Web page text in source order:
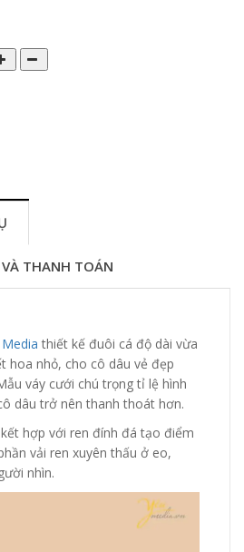
THANH TOÁN
thiết kế đuôi cá độ dài vừa
hoa nhỏ, cho cô dâu vẻ đẹp
váy cưới chú trọng tỉ lệ hình
dâu trở nên thanh thoát hơn.
hợp với ren đính đá tạo điểm
vải ren xuyên thấu ở eo,
nhìn.